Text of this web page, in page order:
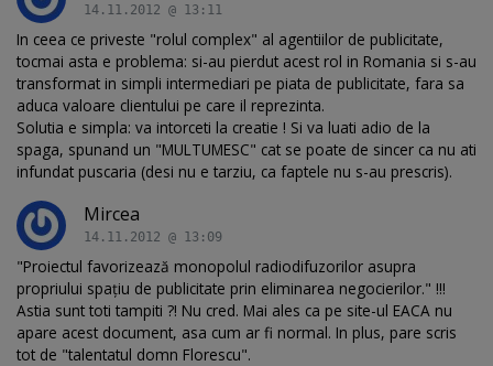
14.11.2012 @ 13:11
In ceea ce priveste "rolul complex" al agentiilor de publicitate,
tocmai asta e problema: si-au pierdut acest rol in Romania si s-au
transformat in simpli intermediari pe piata de publicitate, fara sa
aduca valoare clientului pe care il reprezinta.
Solutia e simpla: va intorceti la creatie ! Si va luati adio de la
spaga, spunand un "MULTUMESC" cat se poate de sincer ca nu ati
infundat puscaria (desi nu e tarziu, ca faptele nu s-au prescris).
Mircea
14.11.2012 @ 13:09
"Proiectul favorizează monopolul radiodifuzorilor asupra
propriului spațiu de publicitate prin eliminarea negocierilor." !!!
Astia sunt toti tampiti ?! Nu cred. Mai ales ca pe site-ul EACA nu
apare acest document, asa cum ar fi normal. In plus, pare scris
tot de "talentatul domn Florescu".